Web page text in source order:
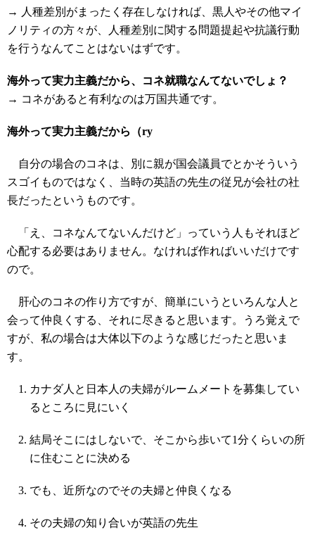
→ 人種差別がまったく存在しなければ、黒人やその他マイ
ノリティの方々が、人種差別に関する問題提起や抗議行動
を行うなんてことはないはずです。
海外って実力主義だから、コネ就職なんてないでしょ？
→ コネがあると有利なのは万国共通です。
海外って実力主義だから（ry
自分の場合のコネは、別に親が国会議員でとかそういう
スゴイものではなく、当時の英語の先生の従兄が会社の社
長だったというものです。
「え、コネなんてないんだけど」っていう人もそれほど
心配する必要はありません。なければ作ればいいだけです
ので。
肝心のコネの作り方ですが、簡単にいうといろんな人と
会って仲良くする、それに尽きると思います。うろ覚えで
すが、私の場合は大体以下のような感じだったと思いま
す。
カナダ人と日本人の夫婦がルームメートを募集してい
るところに見にいく
結局そこにはしないで、そこから歩いて1分くらいの所
に住むことに決める
でも、近所なのでその夫婦と仲良くなる
その夫婦の知り合いが英語の先生